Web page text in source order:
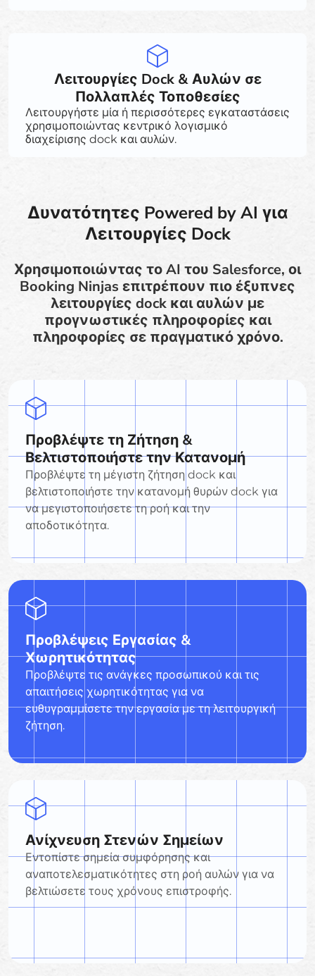
Λειτουργίες Dock & Αυλών σε
Πολλαπλές Τοποθεσίες
Λειτουργήστε μία ή περισσότερες εγκαταστάσεις
χρησιμοποιώντας κεντρικό λογισμικό
διαχείρισης dock και αυλών.
Δυνατότητες Powered by AI για
Λειτουργίες Dock
Χρησιμοποιώντας το AI του Salesforce, οι
Booking Ninjas επιτρέπουν πιο έξυπνες
λειτουργίες dock και αυλών με
προγνωστικές πληροφορίες και
πληροφορίες σε πραγματικό χρόνο.
Προβλέψτε τη Ζήτηση &
Βελτιστοποιήστε την Κατανομή
Προβλέψτε τη μέγιστη ζήτηση dock και
βελτιστοποιήστε την κατανομή θυρών dock για
να μεγιστοποιήσετε τη ροή και την
αποδοτικότητα.
Προβλέψεις Εργασίας &
Χωρητικότητας
Προβλέψτε τις ανάγκες προσωπικού και τις
απαιτήσεις χωρητικότητας για να
ευθυγραμμίσετε την εργασία με τη λειτουργική
ζήτηση.
Ανίχνευση Στενών Σημείων
Εντοπίστε σημεία συμφόρησης και
αναποτελεσματικότητες στη ροή αυλών για να
βελτιώσετε τους χρόνους επιστροφής.